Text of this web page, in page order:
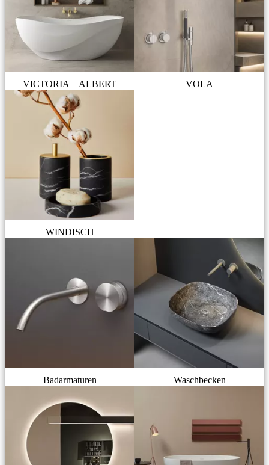
VICTORIA + ALBERT VOLA
WINDISCH
Badarmaturen Waschbecken